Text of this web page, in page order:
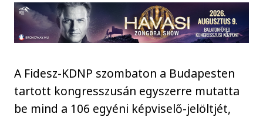
A Fidesz-KDNP szombaton a Budapesten
tartott kongresszusán egyszerre mutatta
be mind a 106 egyéni képviselő-jelöltjét,